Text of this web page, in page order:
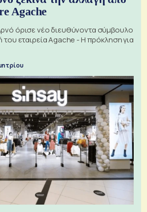
Agache
όρισε νέο διευθύνοντα σύμβουλο
του εταιρεία Agache - Η πρόκληση για